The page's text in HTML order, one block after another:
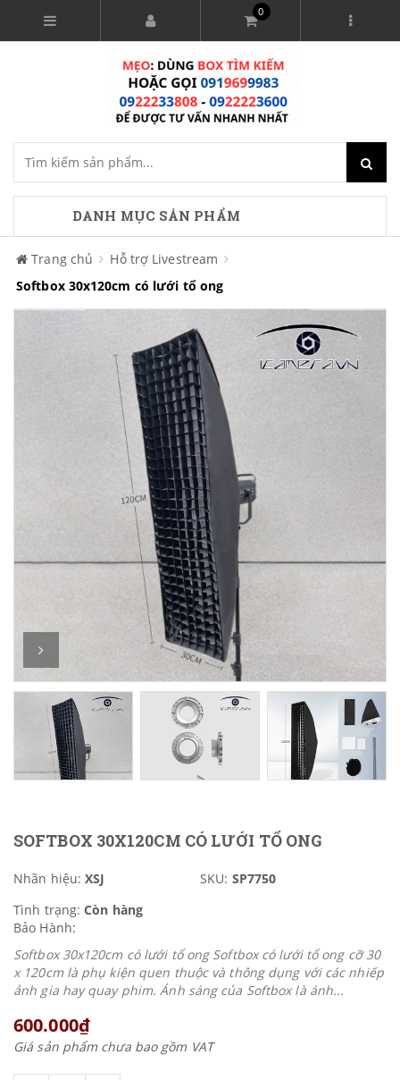
0
DANH MỤC SẢN PHẨM
Trang chủ
Hỗ trợ Livestream
Softbox 30x120cm có lưới tổ ong
SOFTBOX 30X120CM CÓ LƯỚI TỔ ONG
Nhãn hiệu: XSJ SKU: SP7750
Tình trạng: Còn hàng
Bảo Hành:
Softbox 30x120cm có lưới tổ ong Softbox có lưới tổ ong cỡ 30
x 120cm là phụ kiện quen thuộc và thông dụng với các nhiếp
ảnh gia hay quay phim. Ánh sáng của Softbox là ánh...
600.000₫
Giá sản phẩm chưa bao gồm VAT